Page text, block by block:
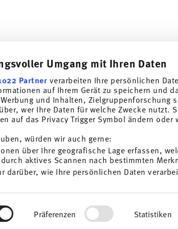
Umgang mit Ihren Daten
Partner verarbeiten Ihre persönlichen
auf Ihrem Gerät zu speichern und
und Inhalten, Zielgruppenforschung
wer Ihre Daten für welche Zwecke nutzt.
auf das Privacy Trigger Symbol ändern oder
würden wir auch gerne:
über Ihre geografische Lage erfassen,
durch aktives Scannen nach bestimmten
darüber, wie Ihre persönlichen Daten
Website zu analysieren. Außerdem
soziale Medien, Werbung und Analysen
Präferenzen Statistiken
Homepage AGB
Ihrem nächsten Einkauf direkt im Bestellprozess
Newsletter und erhalte einen Rabatt im Wert von
Neuigkeiten, Trends und
for the newsletters